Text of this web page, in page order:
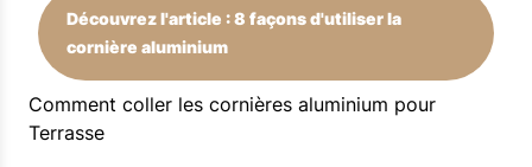
Découvrez l'article : 8 façons d'utiliser la
cornière aluminium
Comment coller les cornières aluminium pour
Terrasse